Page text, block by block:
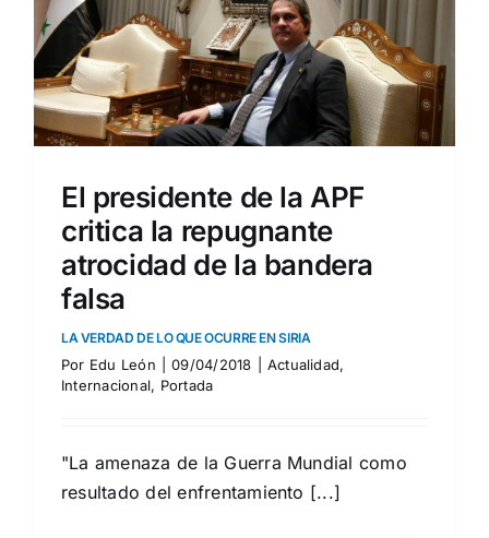
El presidente de la APF
critica la repugnante
atrocidad de la bandera
falsa
LA VERDAD DE LO QUE OCURRE EN SIRIA
Por Edu León 09/04/2018 Actualidad,
Internacional, Portada
"La amenaza de la Guerra Mundial como
resultado del enfrentamiento [...]